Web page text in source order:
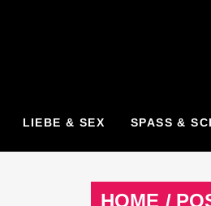
LIEBE & SEX SPASS &
HOME /